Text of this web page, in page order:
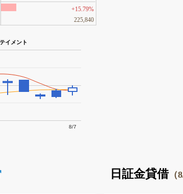
+15.79%
225,840
イメント
8/7
日証金貸借（